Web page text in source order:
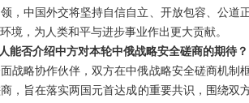
，中国外交将坚持自信自立、开放包容、公
境，为人类和平与进步事业作出更大贡献。
能否介绍中方对本轮中俄战略安全磋商的期待？
战略协作伙伴，双方在中俄战略安全磋商机
，旨在落实两国元首达成的重要共识，围绕